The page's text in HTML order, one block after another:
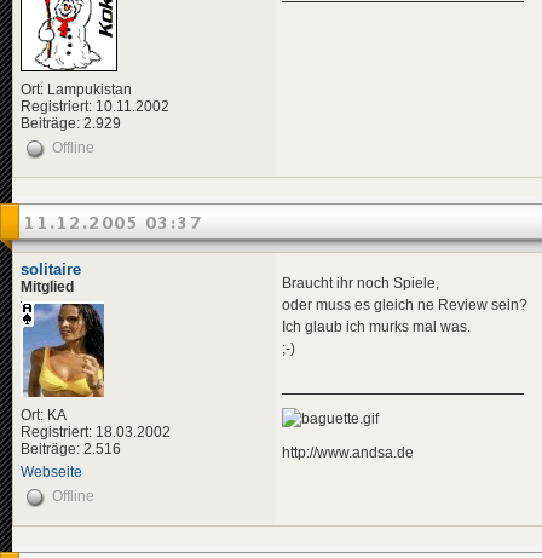
Ort: Lampukistan
Registriert: 10.11.2002
Beiträge: 2.929
Offline
11.12.2005 03:37
solitaire
Mitglied
Ort: KA
Registriert: 18.03.2002
Beiträge: 2.516
Webseite
Braucht ihr noch Spiele,
oder muss es gleich ne Review sein?
Ich glaub ich murks mal was.
;-)
http://www.andsa.de
Offline